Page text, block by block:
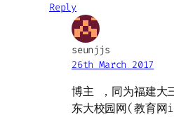
Reply
seunjjs
26th March 2017
博主 ，同为福建大
东大校园网(教育